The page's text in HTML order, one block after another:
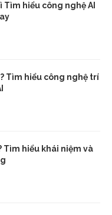
Tìm hiểu công nghệ AI
Tìm hiểu công nghệ trí
Tìm hiểu khái niệm và